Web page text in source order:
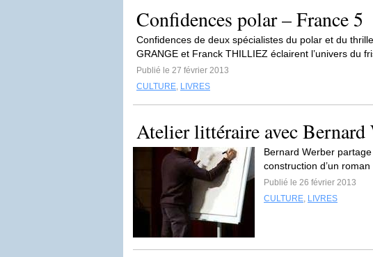
Confidences polar – France 5
Confidences de deux spécialistes du polar et du
GRANGE et Franck THILLIEZ éclairent l’univers du
Publié le 27 février 2013
CULTURE, LIVRES
Atelier littéraire avec Bernard
Bernard Werber
construction d’un roman
Publié le 26 février 2013
CULTURE, LIVRES